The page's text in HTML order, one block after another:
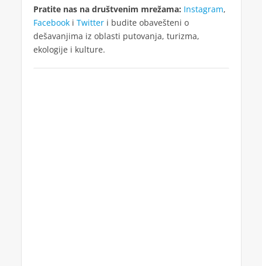
Pratite nas na društvenim mrežama: Instagram,
Facebooki Twitteri budite obavešteni o
dešavanjima iz oblasti putovanja, turizma,
ekologije i kulture.